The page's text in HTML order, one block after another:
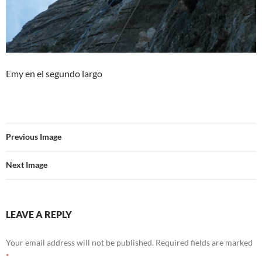
Emy en el segundo largo
Previous Image
Next Image
LEAVE A REPLY
Your email address will not be published. Required fields are marked
*